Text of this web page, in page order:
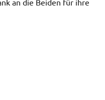
an die Beiden für ihre